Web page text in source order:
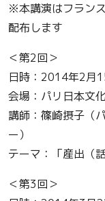
※本講演はフラン
配布します
＜第2回＞
日時：2014年2月
会場：パリ日本文
講師：篠崎摂子（
ー）
テーマ：「産出（
＜第3回＞